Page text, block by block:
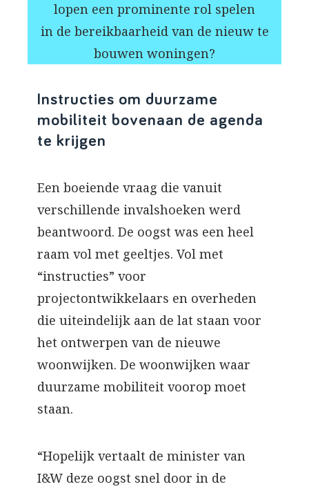
lopen een prominente rol spelen
in de bereikbaarheid van de nieuw te
bouwen woningen?
Instructies om duurzame
mobiliteit bovenaan de agenda
te krijgen
Een boeiende vraag die vanuit
verschillende invalshoeken werd
beantwoord. De oogst was een heel
raam vol met geeltjes. Vol met
“instructies” voor
projectontwikkelaars en overheden
die uiteindelijk aan de lat staan voor
het ontwerpen van de nieuwe
woonwijken. De woonwijken waar
duurzame mobiliteit voorop moet
staan.
“Hopelijk vertaalt de minister van
I&W deze oogst snel door in de